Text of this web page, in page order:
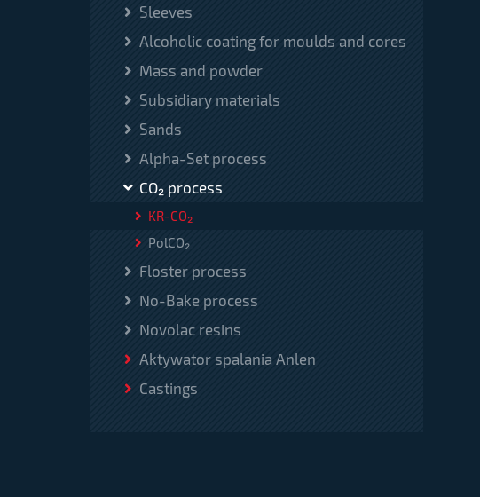
Sleeves
Alcoholic coating for moulds and cores
Mass and powder
Subsidiary materials
Sands
Alpha-Set process
CO₂ process
KR-CO₂
PolCO₂
Floster process
No-Bake process
Novolac resins
Aktywator spalania Anlen
Castings